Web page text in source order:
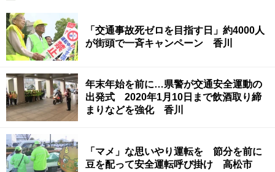
「交通事故死ゼロを目指す日」約4000人
が街頭で一斉キャンペーン 香川
年末年始を前に…県警が交通安全運動の
出発式 2020年1月10日まで飲酒取り締
まりなどを強化 香川
「マメ」な思いやり運転を 節分を前に
豆を配って安全運転呼び掛け 高松市